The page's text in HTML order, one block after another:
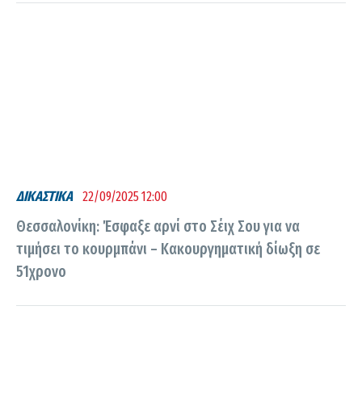
ΔΙΚΑΣΤΙΚΑ 22/09/2025 12:00
Θεσσαλονίκη: Έσφαξε αρνί στο Σέιχ Σου για να
τιμήσει το κουρμπάνι – Κακουργηματική δίωξη σε
51χρονο